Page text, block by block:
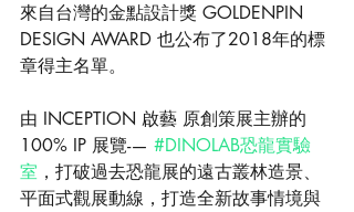
來自台灣的金點設計獎 GOLDENPIN
DESIGN AWARD 也公布了2018年的標
章得主名單。
由 INCEPTION 啟藝 原創策展主辦的
100% IP 展覽-— #DINOLAB恐龍實驗
室 ，打破過去恐龍展的遠古叢林造景、
平面式觀展動線，打造全新故事情境與